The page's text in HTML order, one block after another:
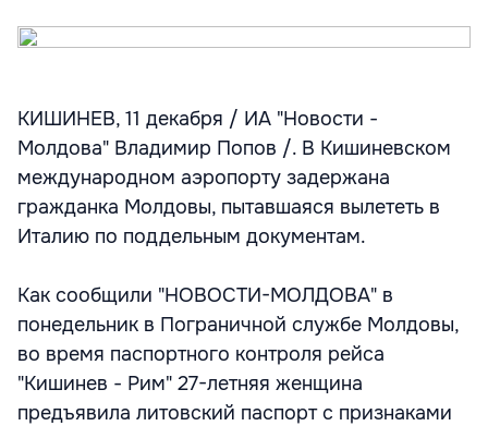
КИШИНЕВ, 11 декабря / ИА "Новости -
Молдова" Владимир Попов /. В Кишиневском
международном аэропорту задержана
гражданка Молдовы, пытавшаяся вылететь в
Италию по поддельным документам.
Как сообщили "НОВОСТИ-МОЛДОВА" в
понедельник в Пограничной службе Молдовы,
во время паспортного контроля рейса
"Кишинев - Рим" 27-летняя женщина
предъявила литовский паспорт с признаками